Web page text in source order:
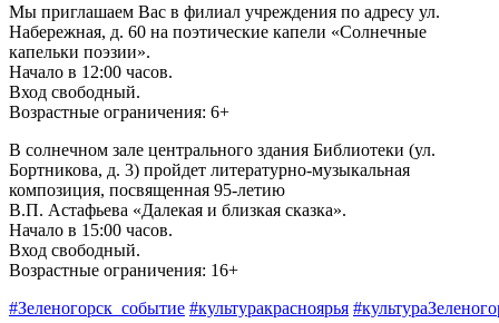
Мы приглашаем Вас в филиал учреждения по адресу ул.
Набережная, д. 60 на поэтические капели «Солнечные
капельки поэзии».
Начало в 12:00 часов.
Вход свободный.
Возрастные ограничения: 6+
В солнечном зале центрального здания Библиотеки (ул.
Бортникова, д. 3) пройдет литературно-музыкальная
композиция, посвященная 95-летию
В.П. Астафьева «Далекая и близкая сказка».
Начало в 15:00 часов.
Вход свободный.
Возрастные ограничения: 16+
#Зеленогорск_событие #культуракрасноярья